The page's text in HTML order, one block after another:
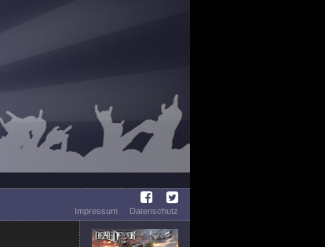
Impressum
Datenschutz